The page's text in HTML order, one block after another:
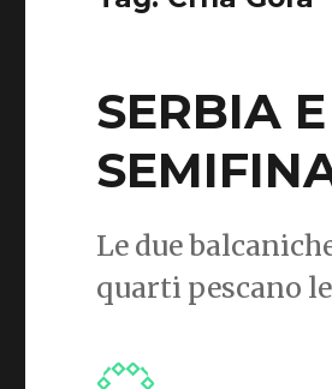
SERBIA
Le due
quarti pescano